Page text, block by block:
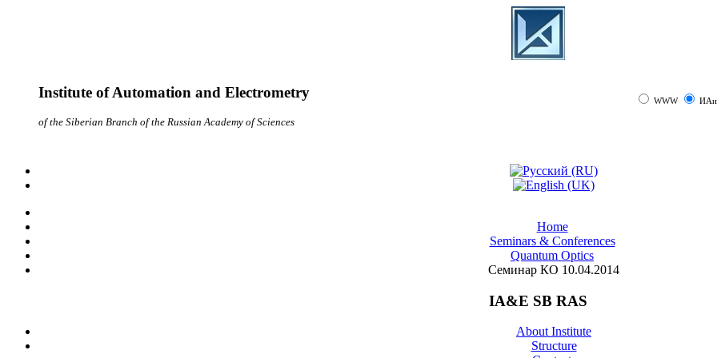
Institute of Automation and Electrometry
of the Siberian Branch of the Russian Academy of Sciences
WWW
Home
Seminars & Conferences
Quantum Optics
Семинар КО 10.04.2014
IA&E SB RAS
About Institute
Structure